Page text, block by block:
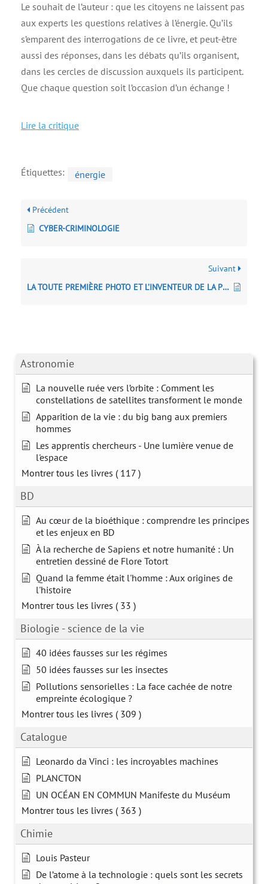
Astronomie
La nouvelle ruée vers l’orbite : Comment les
constellations de satellites transforment le monde
Apparition de la vie : du big bang aux premiers
hommes
Les apprentis chercheurs - Une lumière venue de
l'espace
Montrer tous les livres ( 117 )
BD
Au cœur de la bioéthique : comprendre les principes
et les enjeux en BD
À la recherche de Sapiens et notre humanité : Un
entretien dessiné de Flore Totort
Quand la femme était l'homme : Aux origines de
l'histoire
Montrer tous les livres ( 33 )
Biologie - science de la vie
40 idées fausses sur les régimes
50 idées fausses sur les insectes
Pollutions sensorielles : La face cachée de notre
empreinte écologique ?
Montrer tous les livres ( 309 )
Catalogue
Leonardo da Vinci : les incroyables machines
PLANCTON
UN OCÉAN EN COMMUN Manifeste du Muséum
Montrer tous les livres ( 363 )
Chimie
Louis Pasteur
De l’atome à la technologie : quels sont les secrets
Le souhait de l’auteur : que les citoyens ne laissent pas
aux experts les questions relatives à l’énergie. Qu’ils
s’emparent des interrogations de ce livre, et peut-être
aussi des réponses, dans les débats qu’ils organisent,
dans les cercles de discussion auxquels ils participent.
Que chaque question soit l’occasion d’un échange !
Lire la critique
Étiquettes: énergie
Précédent
CYBER-CRIMINOLOGIE
Suivant
LA TOUTE PREMIÈRE PHOTO ET L’INVENTEUR DE LA PHOTOGRAPHIE, NICÉPHORE NIÉPCE